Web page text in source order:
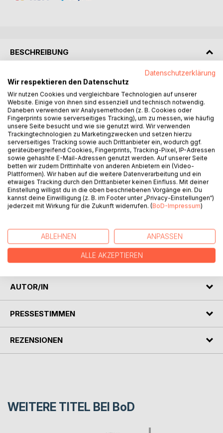
BESCHREIBUNG
Ich bin Gerd Steinkoenig (Bj 1959, Weltbürger) und
veröffentlichte mein 114. Buch - als Werbebuch 2, das 12.
letztes Buch, lach... Durch meine Perfektion brauchte ich
einfach dieses Buch als Werbung über mich als Autor.
In diesem Buch war "Back To The Roots": über meine
Symbiose über meine Musik und mein Leben! Mit vielen
Lyrics über mein Großvater (1895-1987), über mein LPs-
Urknall 1976, über die Monnemer Zeiten 1983, die
Globetrotter-Tour 1986, mein Abgesang irgendwann, die
Zukunft der Menschheit, mein Lifefeel. Lovesong ohne
Noten, my Smoke-Musik-TV-Shows 2013/2014 etc...
Lovesong-Cover, Cover-Vinyl-LP, Skagerrak, 15 Bücher
des Autors, Dallas, Cindy & Bert / Genesis etc...
C Gerd Steinkoenig, 25. Juni 2026
AUTOR/IN
PRESSESTIMMEN
REZENSIONEN
WEITERE TITEL BEI BoD
Datenschutzerklärung
Wir respektieren den Datenschutz
Wir nutzen Cookies und vergleichbare Technologien auf unserer
Website. Einige von ihnen sind essenziell und technisch notwendig.
Daneben verwenden wir Analysemethoden (z. B. Cookies oder
Fingerprints sowie serverseitiges Tracking), um zu messen, wie häufig
unsere Seite besucht und wie sie genutzt wird. Wir verwenden
Trackingtechnologien zu Marketingzwecken und setzen hierzu
serverseitiges Tracking sowie auch Drittanbieter ein, wodurch ggf.
geräteübergreifend Cookies, Fingerprints, Tracking-Pixel, IP-Adressen
sowie gehashte E-Mail-Adressen genutzt werden. Auf unserer Seite
betten wir zudem Drittinhalte von anderen Anbietern ein (Video-
Plattformen). Wir haben auf die weitere Datenverarbeitung und ein
etwaiges Tracking durch den Drittanbieter keinen Einfluss. Mit deiner
Einstellung willigst du in die oben beschriebenen Vorgänge ein. Du
kannst deine Einwilligung (z. B. im Footer unter „Privacy-Einstellungen“)
jederzeit mit Wirkung für die Zukunft widerrufen. (BoD-Impressum)
ABLEHNEN ANPASSEN
ALLE AKZEPTIEREN